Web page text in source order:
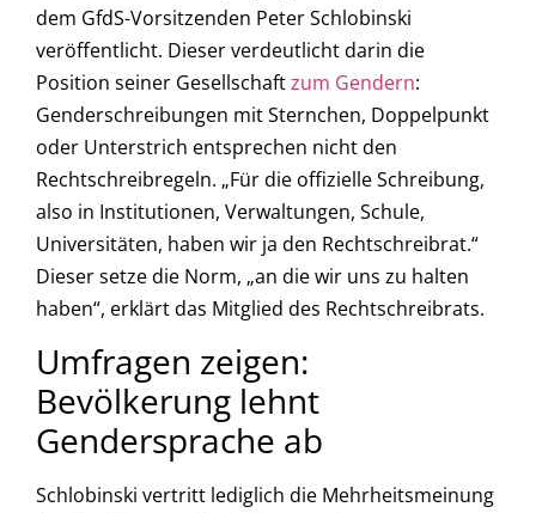
dem GfdS-Vorsitzenden Peter Schlobinski
veröffentlicht. Dieser verdeutlicht darin die
Position seiner Gesellschaftzum Gendern:
Genderschreibungen mit Sternchen, Doppelpunkt
oder Unterstrich entsprechen nicht den
Rechtschreibregeln. „Für die offizielle Schreibung,
also in Institutionen, Verwaltungen, Schule,
Universitäten, haben wir ja den Rechtschreibrat.“
Dieser setze die Norm, „an die wir uns zu halten
haben“, erklärt das Mitglied des Rechtschreibrats.
Umfragen zeigen:
Bevölkerung lehnt
Gendersprache ab
Schlobinski vertritt lediglich die Mehrheitsmeinung